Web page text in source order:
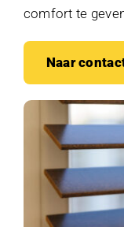
comfort te
Naar